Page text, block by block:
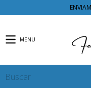
MENU